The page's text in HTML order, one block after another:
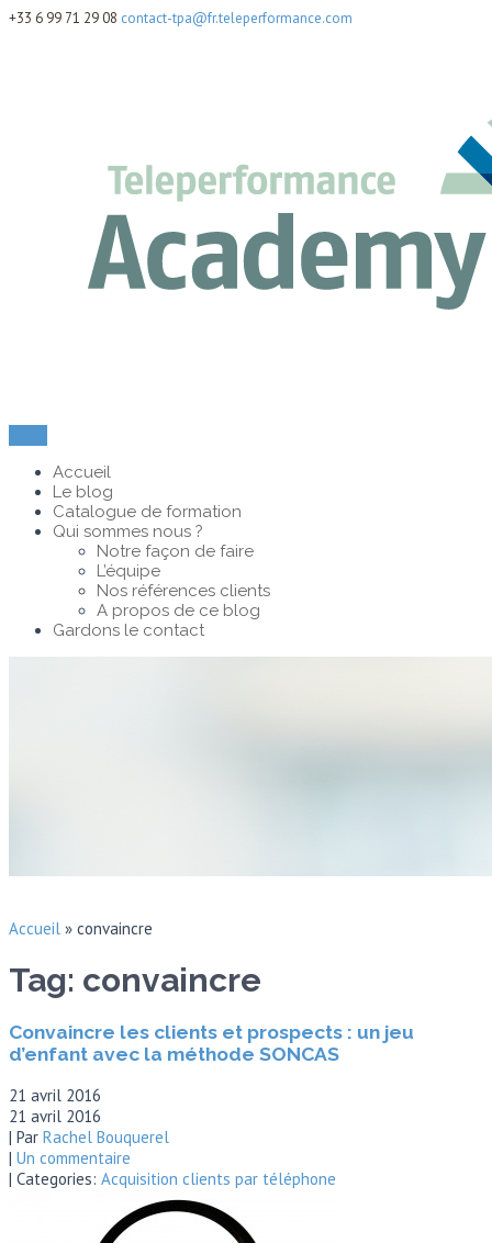
+33 6 99 71 29 08 contact-tpa@fr.teleperformance.com
Accueil
Le blog
Catalogue de formation
Qui sommes nous ?
Notre façon de faire
L’équipe
Nos références clients
A propos de ce blog
Gardons le contact
Accueil » convaincre
Tag: convaincre
Convaincre les clients et prospects : un jeu
d’enfant avec la méthode SONCAS
21 avril 2016
21 avril 2016
| Par Rachel Bouquerel
| Un commentaire
| Categories: Acquisition clients par téléphone